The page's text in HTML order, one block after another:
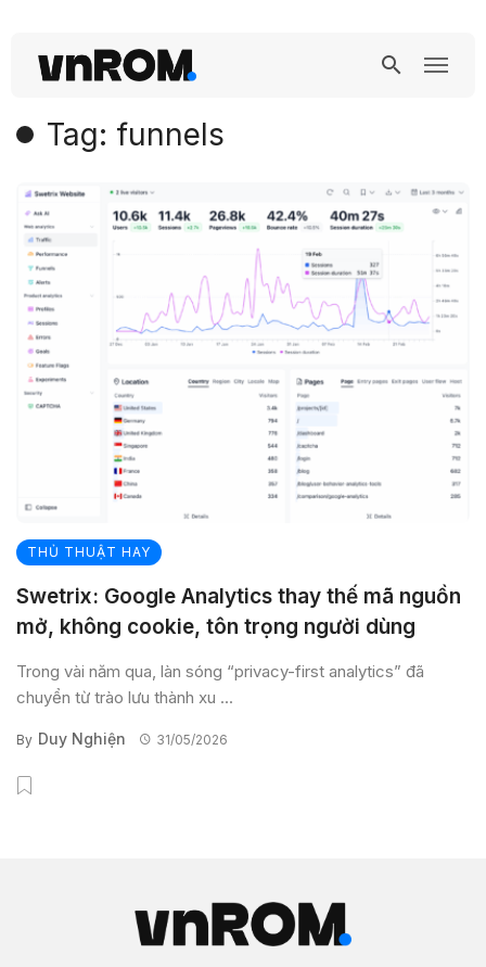
Tag: funnels
THỦ THUẬT HAY
Swetrix: Google Analytics thay thế mã nguồn
mở, không cookie, tôn trọng người dùng
Trong vài năm qua, làn sóng “privacy-first analytics” đã
chuyển từ trào lưu thành xu ...
By Duy Nghiện 31/05/2026